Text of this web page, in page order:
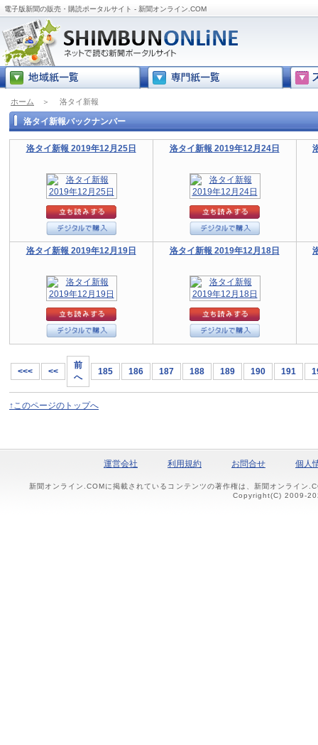
電子版新聞の販売・購読ポータルサイト - 新聞オンライン.COM
ホーム ＞ 洛タイ新報
洛タイ新報バックナンバー
洛タイ新報 2019年12月25日 洛タイ新報 2019年12月24日
洛タイ新報 2019年12月19日 洛タイ新報 2019年12月18日
<<< <<
前
へ
185 186 187 188 189 190 191
↑このページのトップへ
運営会社 利用規約 お問合せ 個人
新聞オンライン.COMに掲載されているコンテンツの著作権は、新聞オンライン
Copyright(C) 2009-